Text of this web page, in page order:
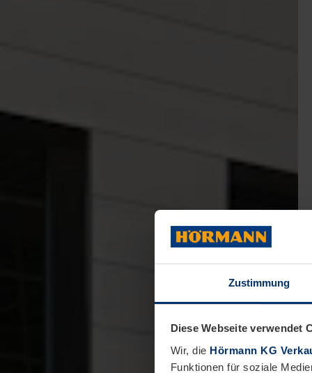
Zustimmung
Diese Webseite verwendet
Wir, die Hörmann KG
Funktionen für soziale